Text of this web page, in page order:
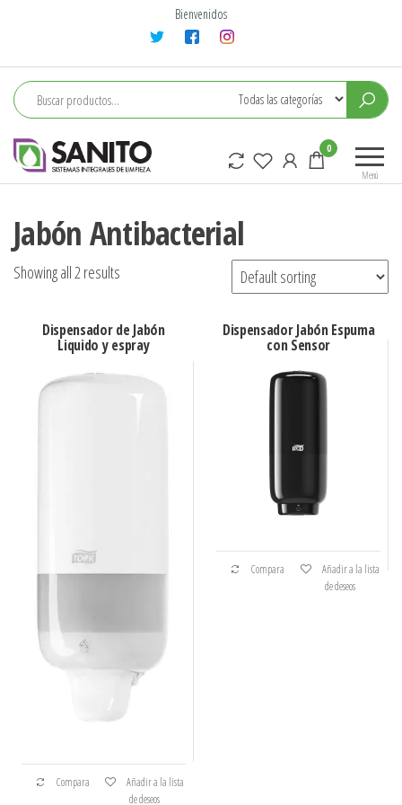
contenido
Bienvenidos
Menú
0
Jabón Antibacterial
Showing all 2 results
Dispensador de Jabón
Liquido y espray
Compara
Añadir a la lista
de deseos
Dispensador Jabón Espuma
con Sensor
Compara
Añadir a la lista
de deseos